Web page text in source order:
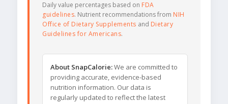
Daily value percentages based on FDA
guidelines. Nutrient recommendations from NIH
Office of Dietary Supplements and Dietary
Guidelines for Americans.
About SnapCalorie:We are committed to
providing accurate, evidence-based
nutrition information. Our data is
regularly updated to reflect the latest